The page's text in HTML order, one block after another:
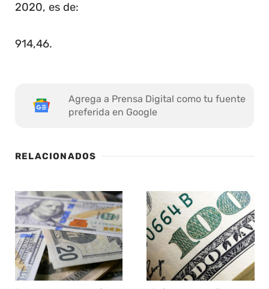
2020, es de:
914,46.
Agrega a Prensa Digital como tu fuente
preferida en Google
RELACIONADOS